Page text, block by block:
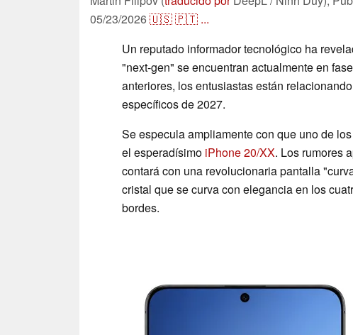
05/23/2026🇺🇸🇵🇹 ...
Un reputado informador tecnológico ha
"next-gen" se encuentran actualmente en
anteriores, los entusiastas están
específicos de 2027.
Se especula ampliamente con que uno de
el esperadísimo iPhone 20/XX. Los rumores
contará con una revolucionaria pantalla
cristal que se curva con elegancia en los
bordes.